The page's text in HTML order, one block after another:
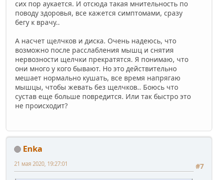
сих пор аукается. И отсюда такая мнительность по
поводу здоровья, все кажется симптомами, сразу
бегу к врачу..
А насчет щелчков и диска. Очень надеюсь, что
возможно после расслабления мышц и снятия
нервозности щелчки прекратятся. Я понимаю, что
они много у кого бывают. Но это действительно
мешает нормально кушать, все время напрягаю
мышцы, чтобы жевать без щелчков.. Боюсь что
сустав еще больше повредится. Или так быстро это
не происходит?
Enka
#7
21 мая 2020, 19:27:01